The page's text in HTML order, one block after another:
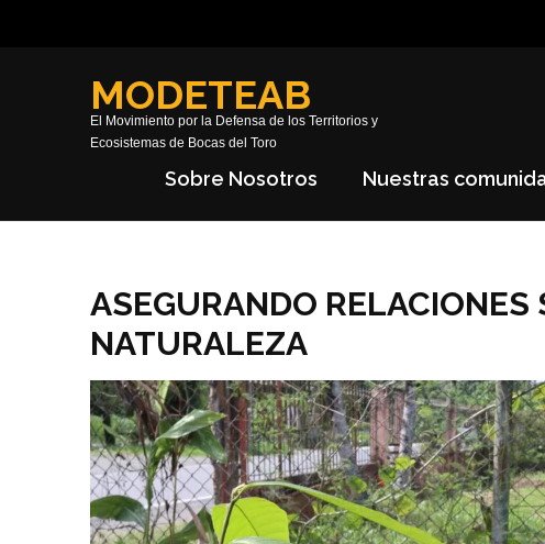
MODETEAB
El Movimiento por la Defensa de los Territorios y
Ecosistemas de Bocas del Toro
Sobre Nosotros Nuestras
ASEGURANDO
NATURALEZA